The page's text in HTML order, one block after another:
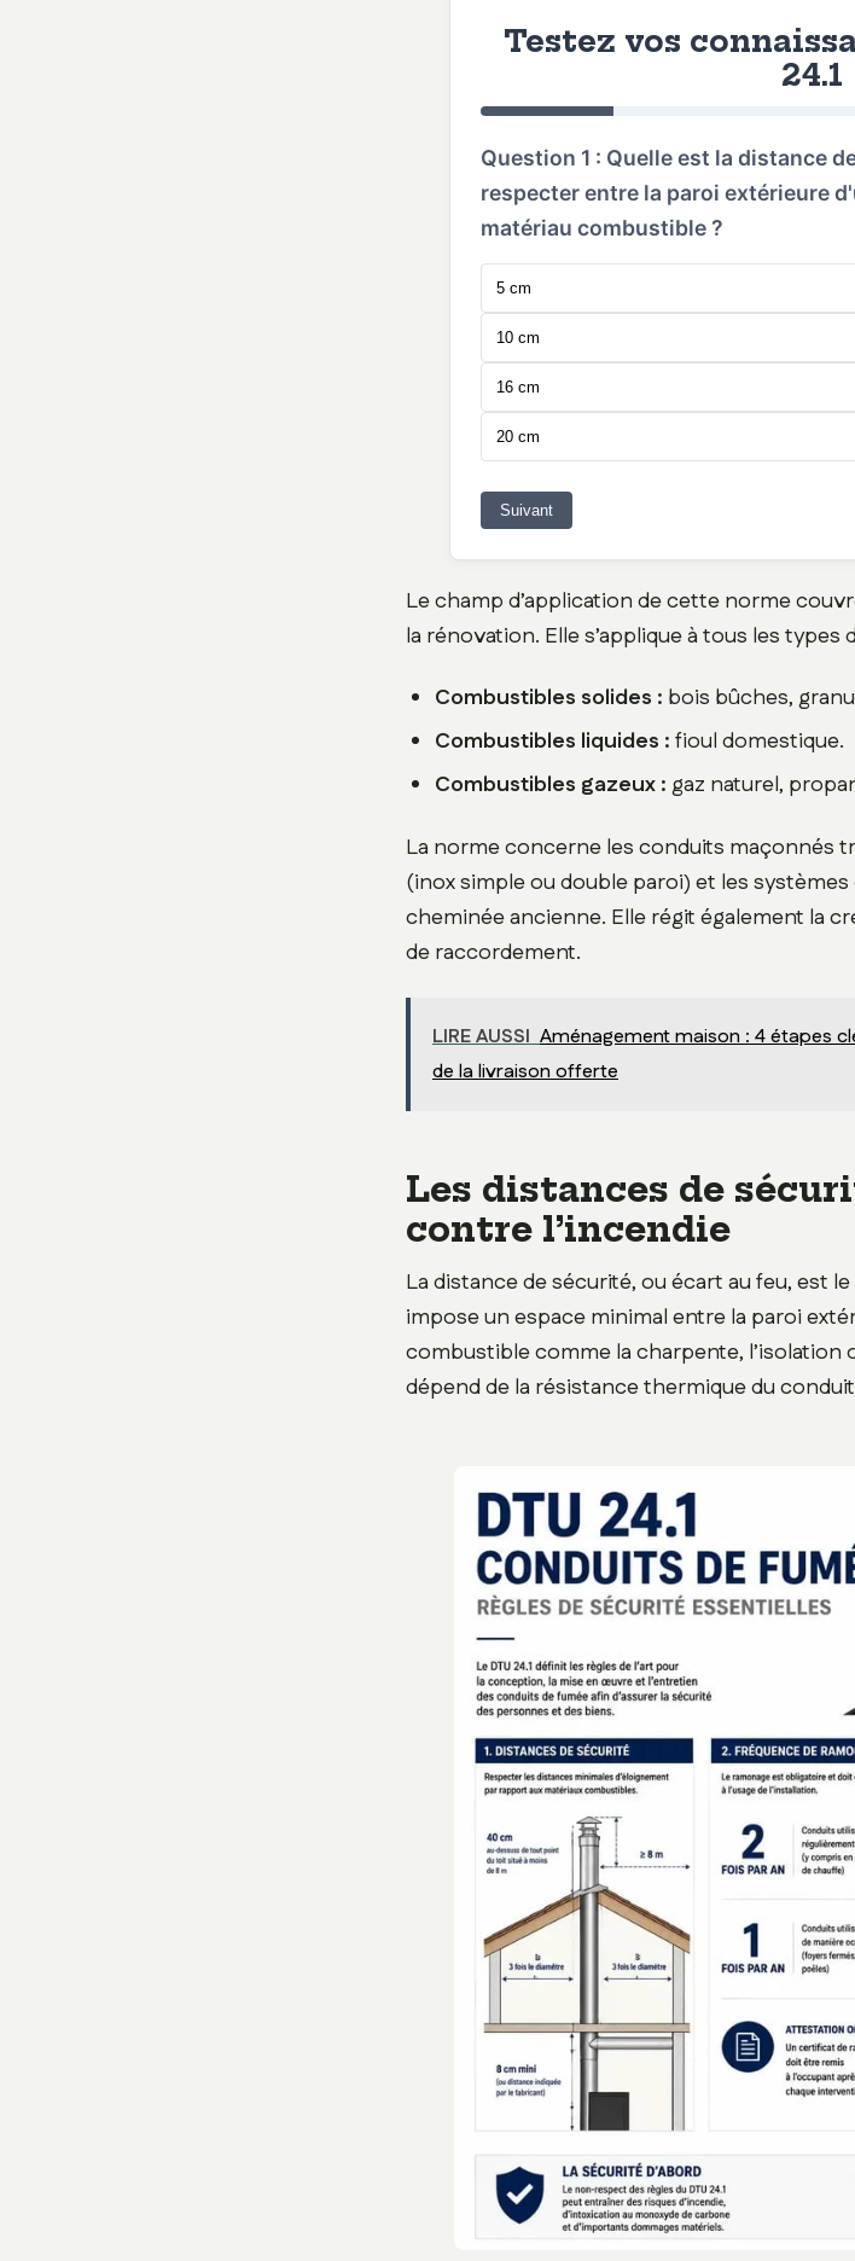
Testez vos
24.1
Question 1 : Quelle est la distance
respecter entre la paroi extérieure
matériau combustible ?
5 cm
10 cm
16 cm
20 cm
Suivant
Le champ d’application de cette norme
la rénovation. Elle s’applique à tous les types
Combustibles solides : bois bûches,
Combustibles liquides :fioul domestique.
Combustibles gazeux :gaz naturel,
La norme concerne les conduits maçonnés
(inox simple ou double paroi) et les
cheminée ancienne. Elle régit également la
de raccordement.
LIRE AUSSI Aménagement maison : 4 étapes
de la livraison offerte
Les distances de
contre l’incendie
La distance de sécurité, ou écart au feu, est
impose un espace minimal entre la paroi
combustible comme la charpente, l’isolation
dépend de la résistance thermique du